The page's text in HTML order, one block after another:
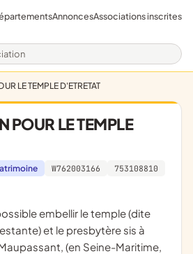
AnnoncesAssociations inscrites
LE TEMPLE D'ETRETAT
POUR LE TEMPLE
W762003166
753108810
et le presbytère sis à
(en Seine-Maritime,